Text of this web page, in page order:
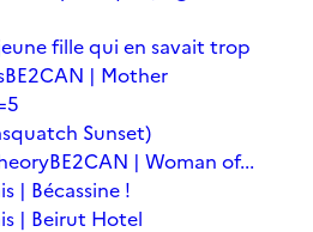
fille qui en savait trop
BE2CAN | Mother
Sunset)
BE2CAN | Woman of...
| Bécassine !
| Beirut Hotel